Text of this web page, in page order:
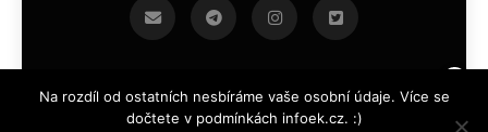
infoek.cz 2026.Developed By BlazeThemes .
Na rozdíl od ostatních nesbíráme vaše osobní údaje. Více se
dočtete v podmínkách infoek.cz. :)